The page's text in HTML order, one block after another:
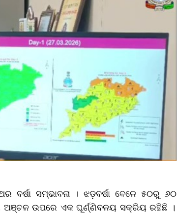
ବର୍ଷା ସମ୍ଭାବନା । ଝଡ଼ବର୍ଷା ବେଳେ ୫୦ରୁ ୬୦
ଅଞ୍ଚଳ ଉପରେ ଏକ ଘୂର୍ଣ୍ଣିବଳୟ ସକ୍ରିୟ ରହିଛି ।